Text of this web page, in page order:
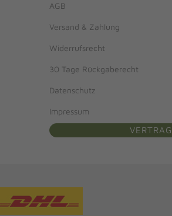
AGB
Versand & Zahlung
Widerrufsrecht
30 Tage Rückgaberecht
Datenschutz
Impressum